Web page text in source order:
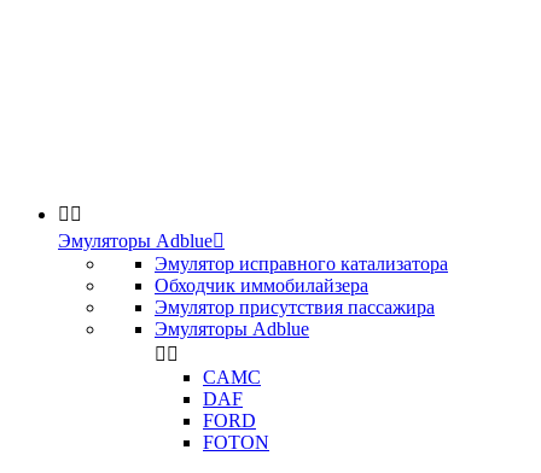
 
Эмуляторы Adblue
Эмулятор исправного катализатора
Обходчик иммобилайзера
Эмулятор присутствия пассажира
Эмуляторы Adblue
 
CAMC
DAF
FORD
FOTON